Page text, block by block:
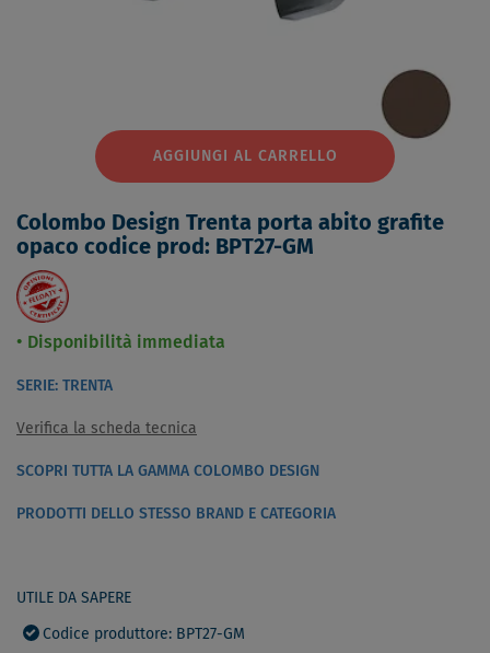
AGGIUNGI AL CARRELLO
Colombo Design Trenta porta abito grafite
opaco codice prod: BPT27-GM
Disponibilità immediata
SERIE: TRENTA
Verifica la scheda tecnica
SCOPRI TUTTA LA GAMMA COLOMBO DESIGN
PRODOTTI DELLO STESSO BRAND E CATEGORIA
UTILE DA SAPERE
Codice produttore: BPT27-GM